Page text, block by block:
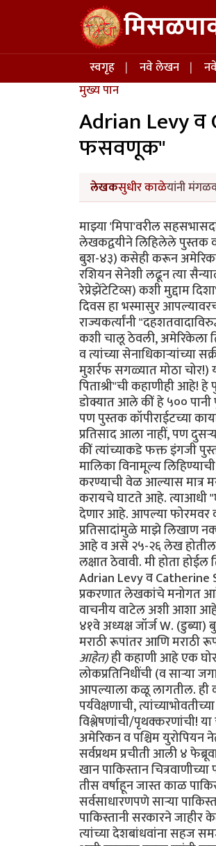
Skip to main content
Main navigation
स्वगृह नवे लेखन
मुख्य पान
Adrian Levy व
फसवणूक"
लेखकसुधीर काळेयांनी
माझ्या 'मिपा'वरील
लेखकद्वयीने लिहिलेले पुस्तक
बुश-४३) कसेही करून अमेरिकन
रशियन सेनेशी लढून त्या
रेप्रेझेंटेटिव्स) कशी मुद्दाम
दिवस हा भस्मासुर
राज्यकर्त्यांनी
कशी चालू ठेवली, अमेरिकेला
व त्यांच्या सेनाधिकार्‍यांच्या
मुशर्रफ सगळ्यात मोठा चोर!)
पिताश्री"ची कहाणीही आहे!
डोक्यात आले कीं हे ५०० पानी
पण पुस्तक कॉपीराईटच्या
प्रतिसाद आला नाहीं, पण
कीं त्यांच्याकडे फक्त इंगजी
मालिका विनामूल्य
करण्याची वेळ आल्यास मात्र
करायचे घाटते आहे. त्याआधी
देणार आहे. आपल्या फोरमवर
प्रतिसादांमुळे माझे लिखाण
आहे व असे २५-२६ लेख होतील.
लक्षात ठेवावी. मी होता
Adrian Levy व Catherine
प्रकरणात लेखकांचे मनोगत
वाचनीय वाटेल अशी आशा
४१वे अध्यक्ष जॉर्ज W.
मराठी रूपांतर आणि मराठी
आहेत)ही कहाणी आहे एक घोर फसवणूकीची. ही कहाणी आहे अमेरिकेच्या सरकारने त्यांच्याच निर्वाचित (अमेरिकन) लोकप्रतिनिधींची (व सार्‍या जगाचीच) कशी घोर फसवणूक केली त्याची, ज्या कृत्यांचे गंभीर परिणाम कदाचित कांहीं पिढ्यांनतर आपल्याला कळू लागतील. ही कहाणी आहे अमेरिकन नेत्यांच्या नैतिक अध:पाताची, त्यांच्या कवडीमोलाच्या तारतम्यबुद्धीची, अपुर्‍या पर्यवेक्षणाची, त्यांच्याभोवतीच्या सतत बदलणार्‍या जागतिक स्थितीबद्दलच्या माहितीची निष्काळजीपणाने व आळशीपणाने केलेल्या विश्लेषणांची/पृथक्करणांची! या चुकांचा गंभीर परिणाम होणार आहे आपल्या भोवतालचे जग आणखी अस्थिर होण्यात! या चुका करून अमेरिकन व पश्चिम युरोपियन नेतृत्वाने जागतिक धर्मयुद्ध पुकारणार्‍या शक्तींच्या हातात जणू एक नवे कोलीतच दिले आहे. याची सर्वप्रथम प्रचीती आली ४ फेब्रूवारी २००४ रोजी! या दिवशी पाकिस्तानचे सर्वात आदरणीय व गौरवप्राप्त शास्त्रज्ञ डॉ. अब्दुल कादीर खान पाकिस्तान चित्रवाणीच्या पडद्यावर सार्‍या पाकिस्तानी जनतेला दिसले. डॉ. खान हे नेहमीच रहस्याच्या पडद्याआड असत कारण ते तीस वर्षाहून जास्त काळ पाकिस्तानच्या अण्वस्त्रनिर्मितीच्या "गुपचुप" कार्यक्रमात गुंतलेले होते. उर्दू भाषेतली त्यांची भाषणे सर्वसाधारणपणे सार्‍या पाकिस्तानी जनतेला समजत व ती सारे लोक त्यांच्या प्रत्येक शब्दाकडे लक्ष देऊन ऐकतही. पण आज पाकिस्तानी सरकारने जाहीर केले होते कीं ते त्यांच्या चुकांची कबूली देणार आहेत. कदाचित त्यामुळे असेल. पण आज त्यांचे भाषण त्यांच्या देशबांधवांना सहज समजणार्‍या उर्दू भाषेत न होता सार्‍या जगाला समजणार्‍या इंग्रजी भाषेत झाले. "माझ्या प्रिय बंधू-भगिनींनो" अशी सुरुवात करून त्यांनी स्वत:च्या अनधिकृत अण्वस्त्रप्रसाराबद्दलच्या हालचालींची माहिती दिल्यावर समारोप करतांना ते म्हणाले "अल्ला पाकिस्तानला सुरक्षित ठेवो, पाकिस्तान अमर असो"! त्यांचे भाषण संपताक्षणी पाकिस्तानी लष्कराने डॉ खान यांनी प्रे. बुश ज्यांना "अनिष्ट राष्ट्रांचा अक्ष" म्हणत (Axis of Evil) त्या उत्तर कोरिया, इराण व लिबिया या अशा गिर्‍हाइकांसाठी एकट्याने हा अण्वस्त्रप्रसाराचा काळा बाजार कसा चालवला होता याची माहिती दिली. या घटनेनंतर पाकिस्तानला अण्वस्त्रें बनवायला सहाय्य करून अमेरिकेने सार्‍या जगाची कशी फसवणूक केली हे पहिल्यांदाच जगाच्या निदर्शनाला आले. अण्वस्त्रप्रसाराबद्दल कुप्रसिद्ध असलेल्या व "टायफॉइड मेरी" या (अपमानास्पद) टोपणनावाने ओळखल्या जाणार्‍या डॉ खाननी अशी कबूली का दिली